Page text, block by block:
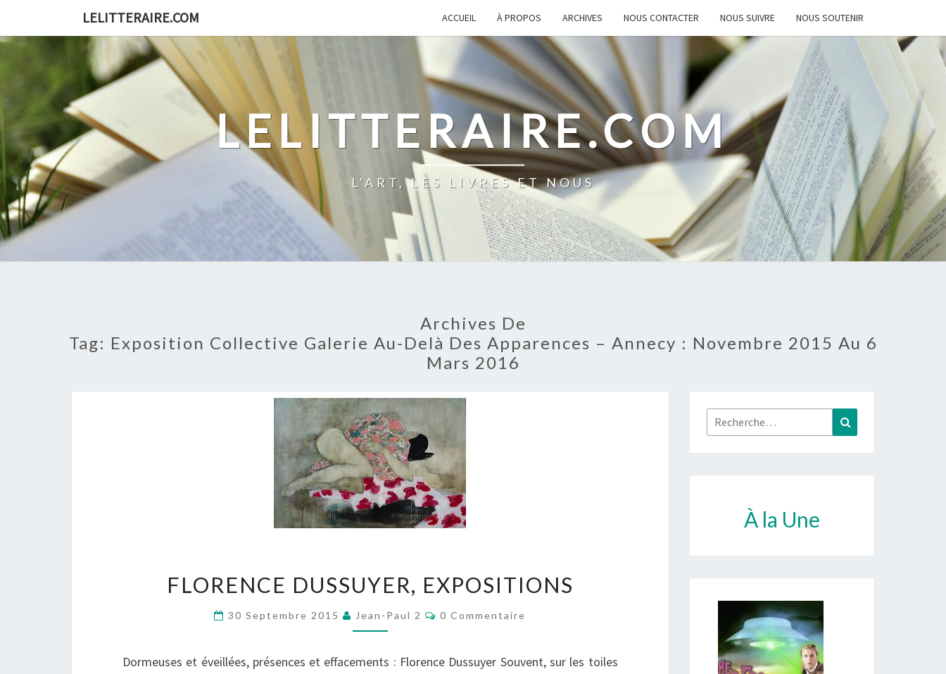
content
LELITTERAIRE.COM ACCUEIL À PROPOS ARCHIVES NOUS CONTACTER NOUS SUIVRE NOUS SOUTENIR
LELITTERAIRE.COM
L'ART, LES LIVRES ET NOUS
Archives De
Tag: Exposition Collective Galerie Au-Delà Des Apparences – Annecy : Novembre 2015 Au 6
Mars 2016
DUSSUYER,
EXPOSITIONS
FLORENCE DUSSUYER, EXPOSITIONS
30 Septembre 2015 Jean-Paul 2 Commentaires
0 Commentaire
Dormeuses et éveillées, présences et effacements : Florence Dussuyer Souvent, sur les toiles
Rechercher :
À la Une